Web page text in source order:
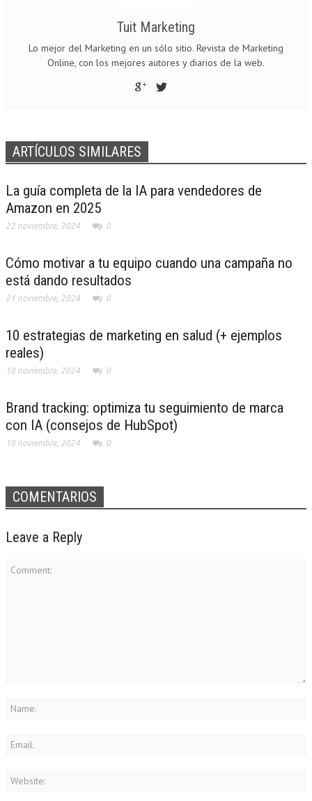
Tuit Marketing
Lo mejor del Marketing en un sólo sitio. Revista de Marketing
Online, con los mejores autores y diarios de la web.
ARTÍCULOS SIMILARES
La guía completa de la IA para vendedores de
Amazon en 2025
22 noviembre, 2024 0
Cómo motivar a tu equipo cuando una campaña no
está dando resultados
21 noviembre, 2024 0
10 estrategias de marketing en salud (+ ejemplos
reales)
18 noviembre, 2024 0
Brand tracking: optimiza tu seguimiento de marca
con IA (consejos de HubSpot)
18 noviembre, 2024 0
COMENTARIOS
Leave a Reply